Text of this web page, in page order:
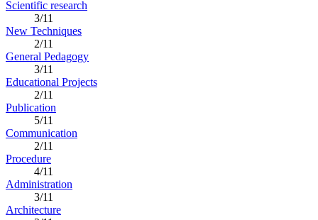
Scientific research
3/11
New Techniques
2/11
General Pedagogy
3/11
Educational Projects
2/11
Publication
5/11
Communication
2/11
Procedure
4/11
Administration
3/11
Architecture